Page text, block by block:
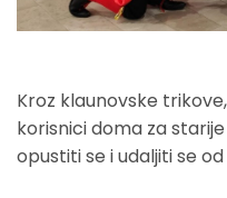
Kroz klaunovske
korisnici doma za
opustiti se i udaljiti se